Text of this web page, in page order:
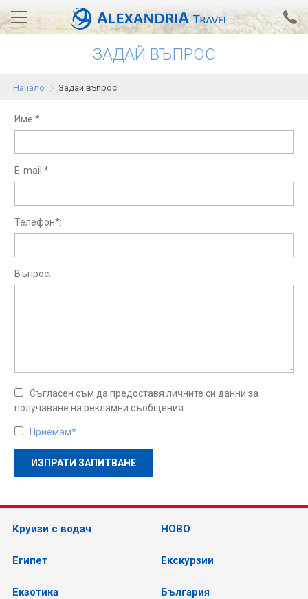
Проверка на резервация
АЛЕКСАНДРИЯ хотели
Тунис
Египет
Екскурзии
0700 18 308
ЗАДАЙ ВЪПРОС
Начало Задай въпрос
Име:*
E-mail:*
Телефон*:
Въпрос:
Съгласен съм да предоставя личните си данни за
получаване на рекламни съобщения.
Приемам*
Круизи с водач НОВО
Египет Екскурзии
Екзотика България